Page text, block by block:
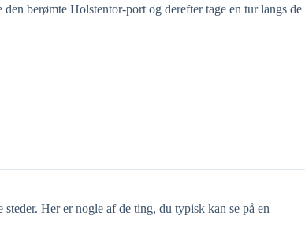
berømte Holstentor-port og derefter tage en tur langs de
Her er nogle af de ting, du typisk kan se på en